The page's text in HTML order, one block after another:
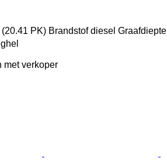
(20.41 PK) Brandstof diesel Graafdiepte
met verkoper